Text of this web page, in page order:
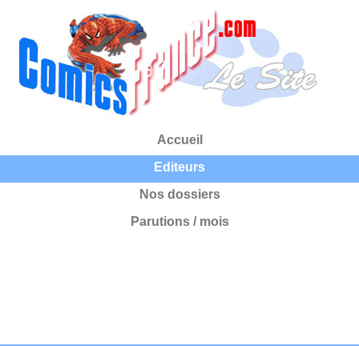
Accueil
Editeurs
Nos dossiers
Parutions / mois